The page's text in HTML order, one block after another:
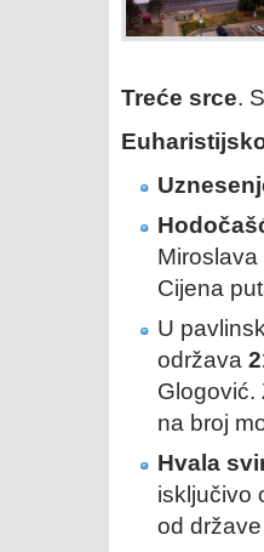
Treće srce.
Cijena
U
održava
Glogović.
na broj
Hvala
isključivo
od